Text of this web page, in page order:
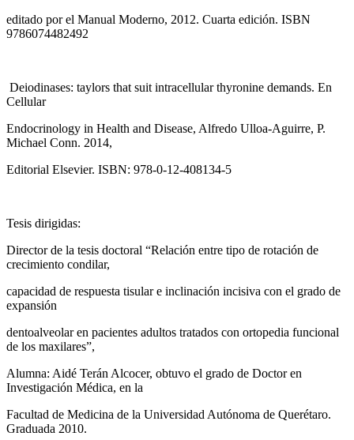
editado por el Manual Moderno, 2012. Cuarta edición. ISBN
9786074482492
Deiodinases: taylors that suit intracellular thyronine demands. En
Cellular
Endocrinology in Health and Disease, Alfredo Ulloa-Aguirre, P.
Michael Conn. 2014,
Editorial Elsevier. ISBN: 978-0-12-408134-5
Tesis dirigidas:
Director de la tesis doctoral “Relación entre tipo de rotación de
crecimiento condilar,
capacidad de respuesta tisular e inclinación incisiva con el grado de
expansión
dentoalveolar en pacientes adultos tratados con ortopedia funcional
de los maxilares”,
Alumna: Aidé Terán Alcocer, obtuvo el grado de Doctor en
Investigación Médica, en la
Facultad de Medicina de la Universidad Autónoma de Querétaro.
Graduada 2010.